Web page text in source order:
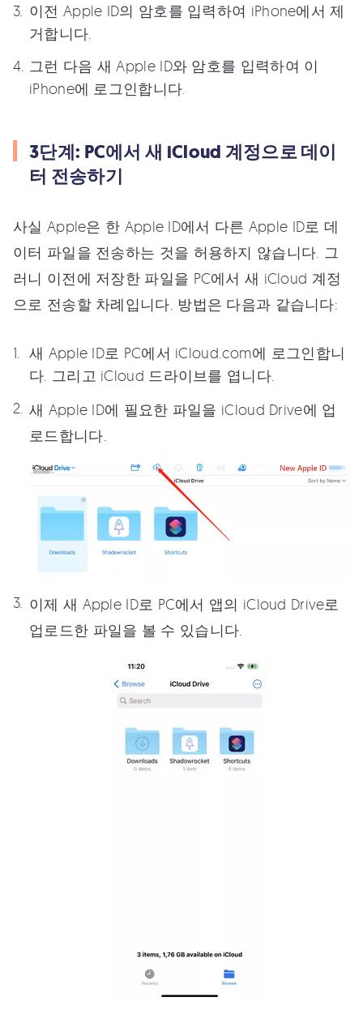
이전 Apple ID의 암호를 입력하여 iPhone에서 제
거합니다.
그런 다음 새 Apple ID와 암호를 입력하여 이
iPhone에 로그인합니다.
3단계: PC에서 새 iCloud 계정으로 데이
터 전송하기
사실 Apple은 한 Apple ID에서 다른 Apple ID로 데
이터 파일을 전송하는 것을 허용하지 않습니다. 그
러니 이전에 저장한 파일을 PC에서 새 iCloud 계정
으로 전송할 차례입니다. 방법은 다음과 같습니다:
새 Apple ID로 PC에서 iCloud.com에 로그인합니
다. 그리고 iCloud 드라이브를 엽니다.
새 Apple ID에 필요한 파일을 iCloud Drive에 업
로드합니다.
이제 새 Apple ID로 PC에서 앱의 iCloud Drive로
업로드한 파일을 볼 수 있습니다.